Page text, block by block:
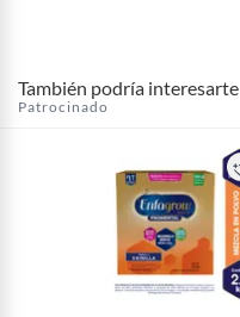
También podría interesarte
Patrocinado